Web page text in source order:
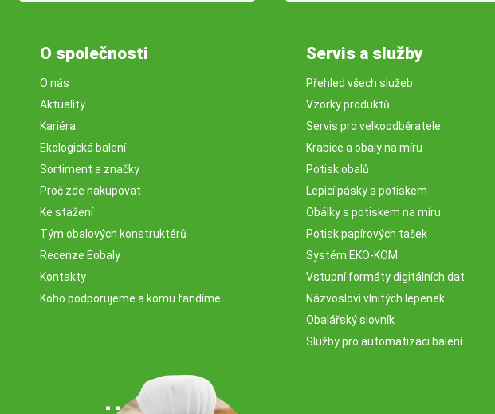
O společnosti
O nás
Aktuality
Kariéra
Ekologická balení
Sortiment a značky
Proč zde nakupovat
Ke stažení
Tým obalových konstruktérů
Recenze Eobaly
Kontakty
Koho podporujeme a komu fandíme
Servis a služby
Přehled všech služeb
Vzorky produktů
Servis pro velkoodběratele
Krabice a obaly na míru
Potisk obalů
Lepicí pásky s potiskem
Obálky s potiskem na míru
Potisk papírových tašek
Systém EKO-KOM
Vstupní formáty digitálních dat
Názvosloví vlnitých lepenek
Obalářský slovník
Služby pro automatizaci balení